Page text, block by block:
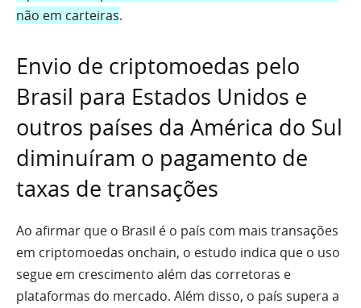
não em carteiras.
Envio de criptomoedas pelo
Brasil para Estados Unidos e
outros países da América do Sul
diminuíram o pagamento de
taxas de transações
Ao afirmar que o Brasil é o país com mais transações
em criptomoedas onchain, o estudo indica que o uso
segue em crescimento além das corretoras e
plataformas do mercado. Além disso, o país supera a